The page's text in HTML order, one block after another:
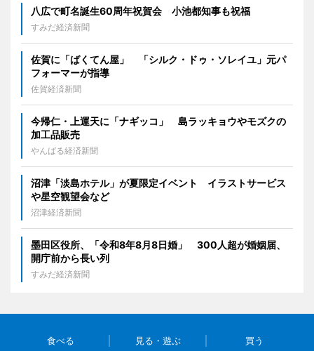
八広で町名誕生60周年祝賀会 小池都知事も祝福
すみだ経済新聞
佐賀に「ばくてん屋」 「シルク・ドゥ・ソレイユ」元パ
フォーマーが指導
佐賀経済新聞
今帰仁・上運天に「ナギッコ」 島ラッキョウやモズクの
加工品販売
やんばる経済新聞
沼津「淡島ホテル」が夏限定イベント イラストサービス
や星空観望会など
沼津経済新聞
墨田区役所、「令和8年8月8日婚」 300人超が婚姻届、
開庁前から長い列
すみだ経済新聞
食べる 見る・遊ぶ 買う